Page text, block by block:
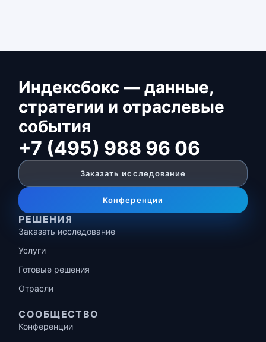
Индексбокс — данные,
стратегии и отраслевые
события
+7 (495) 988 96 06
Заказать исследование
Конференции
РЕШЕНИЯ
Заказать исследование
Услуги
Готовые решения
Отрасли
СООБЩЕСТВО
Конференции